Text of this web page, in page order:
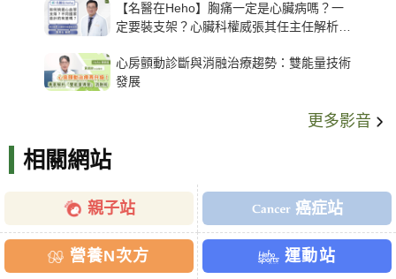
【名醫在Heho】胸痛一定是心臟病嗎？一
定要裝支架？心臟科權威張其任主任解析支
心房顫動診斷與消融治療趨勢：雙能量技術
發展
更多影音
相關網站
親子站 癌症站
營養N次方 運動站